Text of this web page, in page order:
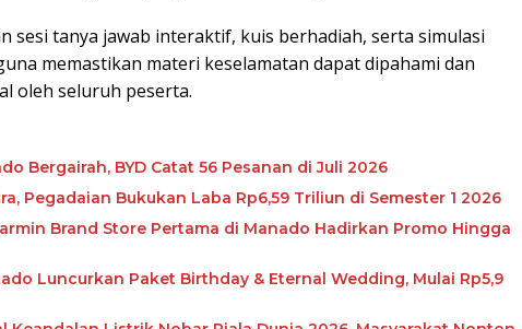
sesi tanya jawab interaktif, kuis berhadiah, serta simulasi
memastikan materi keselamatan dapat dipahami dan
oleh seluruh peserta.
Bergairah, BYD Catat 56 Pesanan di Juli 2026
Pegadaian Bukukan Laba Rp6,59 Triliun di Semester 1 2026
Brand Store Pertama di Manado Hadirkan Promo Hingga
Luncurkan Paket Birthday & Eternal Wedding, Mulai Rp5,9